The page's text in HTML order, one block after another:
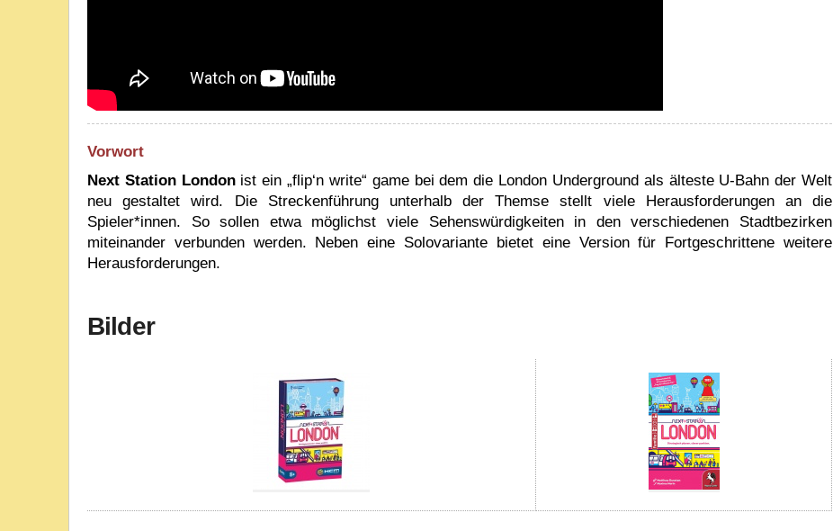
Vorwort
Next Station London ist ein „flip‘n write“ game bei dem die London Underground als älteste U-Bahn der Welt
neu gestaltet wird. Die Streckenführung unterhalb der Themse stellt viele Herausforderungen an die
Spieler*innen. So sollen etwa möglichst viele Sehenswürdigkeiten in den verschiedenen Stadtbezirken
miteinander verbunden werden. Neben eine Solovariante bietet eine Version für Fortgeschrittene weitere
Herausforderungen.
Bilder